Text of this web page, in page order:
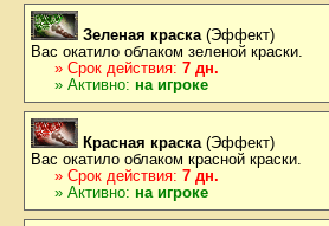
Зеленая краска (Эффект)
Вас окатило облаком зеленой краски.
» Срок действия: 7 дн.
» Активно: на игроке
Красная краска (Эффект)
Вас окатило облаком красной краски.
» Срок действия: 7 дн.
» Активно: на игроке